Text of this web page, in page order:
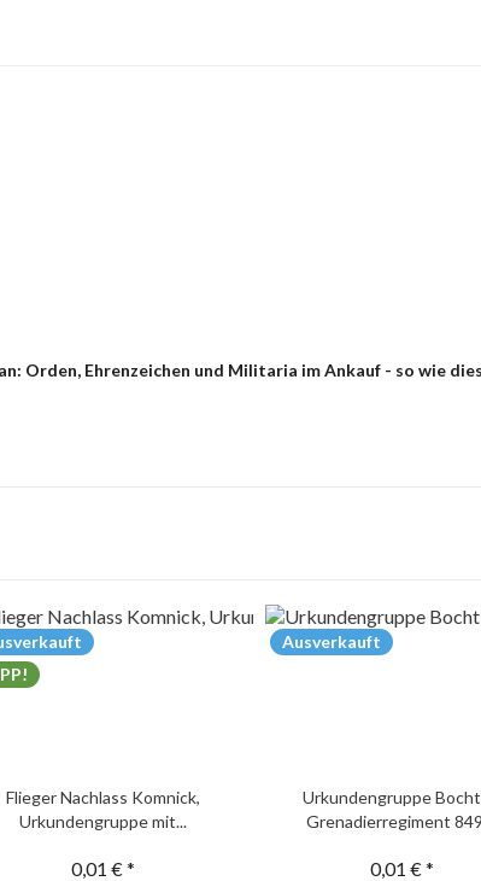
Orden, Ehrenzeichen und Militaria im Ankauf - so wie
Flieger Nachlass Komnick,
Urkundengruppe mit...
0,01 € *
Ausverkauft
Urkundengruppe
Grenadierregiment
0,01 € *